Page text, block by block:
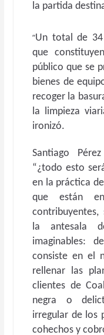
la partida
“Un total de
que
público que se
bienes de
recoger la
la limpieza
ironizó.
Santiago
“¿todo esto
en la práctica
que están
contribuyentes,
la antesala
imaginables:
consiste en el
rellenar las
clientes de
negra o
irregular de los
cohechos y